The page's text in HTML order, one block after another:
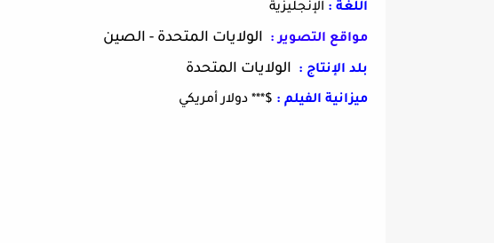
اللغة : الإنجليزية
مواقع التصوير : الولايات المتحدة - الصين
بلد الإنتاج : الولايات المتحدة
ميزانية الفيلم : $*** دولار أمريكي